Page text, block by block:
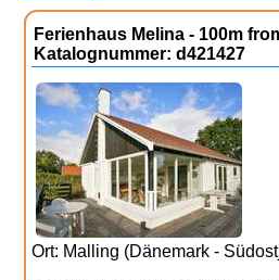
Ferienhaus Melina - 100m
Katalognummer: d421427
Ort: Malling (Dänemark -